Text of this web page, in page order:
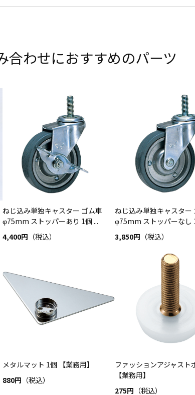
合わせにおすすめのパーツ
ねじ込み単独キャスター ゴム車
φ75mm ストッパーあり 1個 ...
4,400円 （税込）
ねじ込み単独キャスター
φ75mm ストッパーなし
3,850円 （税込）
メタルマット 1個 【業務用】
880円 （税込）
ファッションアジャスト
【業務用】
275円 （税込）